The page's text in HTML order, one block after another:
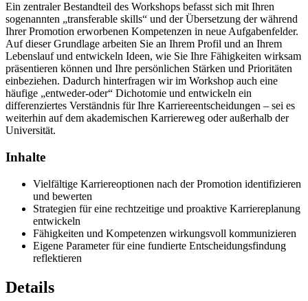
Ein zentraler Bestandteil des Workshops befasst sich mit Ihren
sogenannten „transferable skills“ und der Übersetzung der während
Ihrer Promotion erworbenen Kompetenzen in neue Aufgabenfelder.
Auf dieser Grundlage arbeiten Sie an Ihrem Profil und an Ihrem
Lebenslauf und entwickeln Ideen, wie Sie Ihre Fähigkeiten wirksam
präsentieren können und Ihre persönlichen Stärken und Prioritäten
einbeziehen. Dadurch hinterfragen wir im Workshop auch eine
häufige „entweder-oder“ Dichotomie und entwickeln ein
differenziertes Verständnis für Ihre Karriereentscheidungen – sei es
weiterhin auf dem akademischen Karriereweg oder außerhalb der
Universität.
Inhalte
Vielfältige Karriereoptionen nach der Promotion identifizieren
und bewerten
Strategien für eine rechtzeitige und proaktive Karriereplanung
entwickeln
Fähigkeiten und Kompetenzen wirkungsvoll kommunizieren
Eigene Parameter für eine fundierte Entscheidungsfindung
reflektieren
Details